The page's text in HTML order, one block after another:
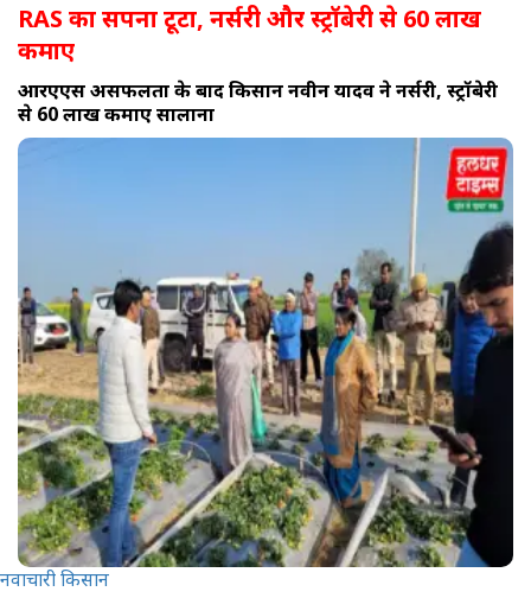
RAS का सपना टूटा, नर्सरी और स्ट्रॉबेरी से 60 लाख
कमाए
आरएएस असफलता के बाद किसान नवीन यादव ने नर्सरी, स्ट्रॉबेरी
से 60 लाख कमाए सालाना
नवाचारी किसान